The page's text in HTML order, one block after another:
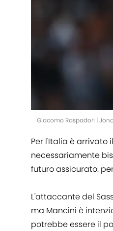
Giacomo Raspadori |
Per l'Italia è arrivato
necessariamente
futuro assicurato:
L'attaccante del
ma Mancini è
potrebbe essere il